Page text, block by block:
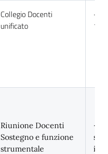
Collegio Docenti
unificato
–
1
Riunione Docenti
Sostegno e funzione
strumentale
–